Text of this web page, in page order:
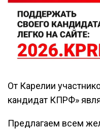
От Карелии
кандидат КПРФ»
Предлагаем всем